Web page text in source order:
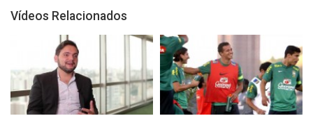
Vídeos Relacionados